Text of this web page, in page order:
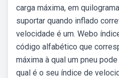
carga máxima, em
suportar quando inflado
velocidade é um. Webo
código alfabético que
máxima à qual um pneu
qual é o seu índice de